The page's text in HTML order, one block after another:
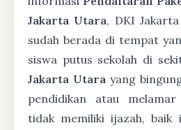
Jakarta Utara, DKI
sudah berada di tempat
siswa putus sekolah di
Jakarta Utara yang
pendidikan atau
tidak memiliki ijazah, baik